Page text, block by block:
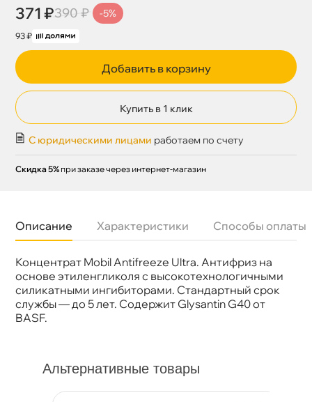
371 ₽390 ₽ -5%
93 ₽
Добавить в корзину
Купить в 1 клик
С юридическими лицами работаем по счету
Скидка 5% при заказе через интернет-магазин
Описание Характеристики Способы оплаты
Концентрат Mobil Antifreeze Ultra. Антифриз на
основе этиленгликоля с высокотехнологичными
силикатными ингибиторами. Стандартный срок
службы — до 5 лет. Содержит Glysantin G40 от
BASF.
Бренд
Mobil
Допуски
TL774-G, 325.6, G12++
Объем
1л
Артикул
710314R
Альтернативные товары